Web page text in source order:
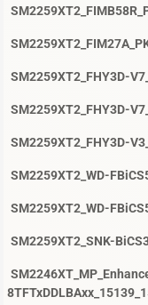
SM2259XT2_FHY3D-
SM2259XT2_FHY3D-
SM2259XT2_FHY3D-
SM2259XT2_WD-
SM2259XT2_WD-
SM2259XT2_SNK-